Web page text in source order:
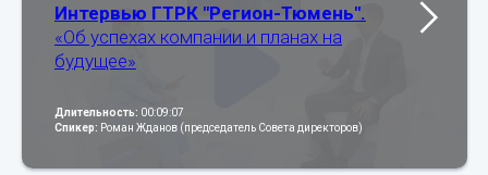
Интервью ГТРК "Регион-Тюмень".
«Об успехах компании и планах на
будущее»
Длительность: 00:09:07
Спикер: Роман Жданов (председатель Совета директоров)